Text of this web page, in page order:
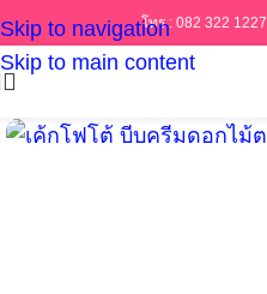
Skip to navigation
Skip to main content
โทร : 082 322 1227